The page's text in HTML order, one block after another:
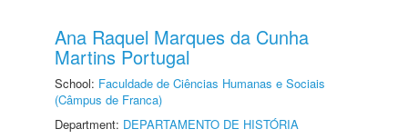
Ana Raquel Marques da Cunha
Martins Portugal
School: Faculdade de Ciências Humanas e Sociais
(Câmpus de Franca)
Department: DEPARTAMENTO DE HISTÓRIA